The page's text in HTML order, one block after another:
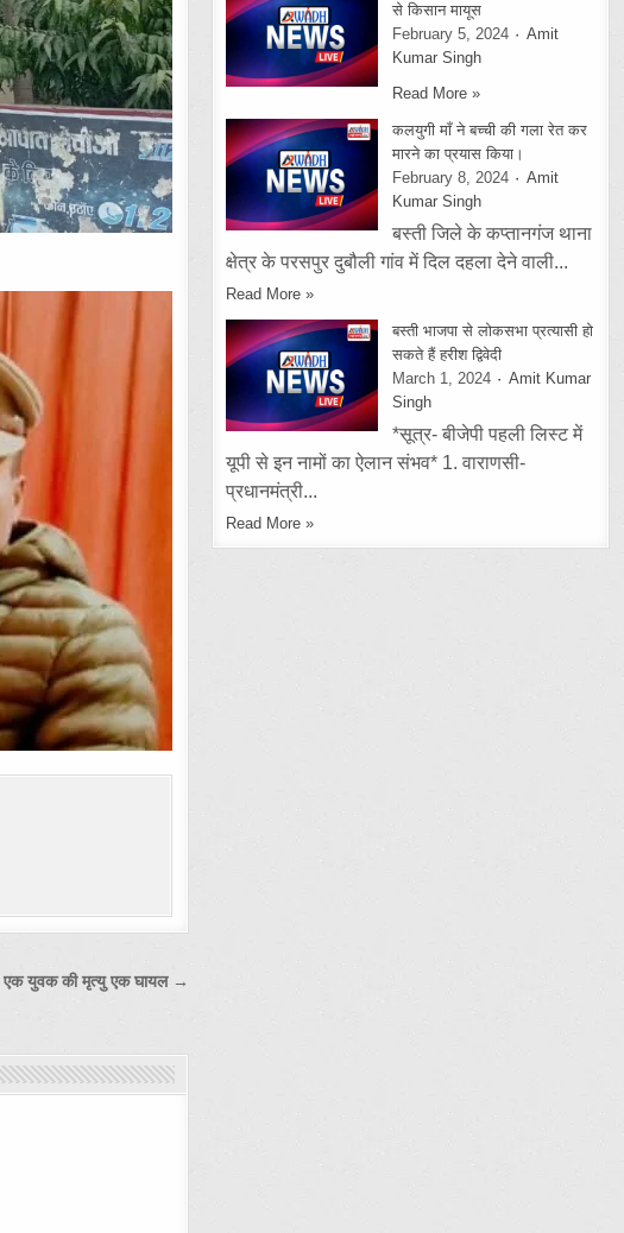
एक युवक की मृत्यु एक घायल →
से किसान मायूस
February 5, 2024
Amit
Kumar Singh
Read More »
कलयुगी माँ ने बच्ची की गला रेत कर
मारने का प्रयास किया।
February 8, 2024
Amit
Kumar Singh
बस्ती जिले के कप्तानगंज थाना
क्षेत्र के परसपुर दुबौली गांव में दिल दहला देने वाली...
Read More »
बस्ती भाजपा से लोकसभा प्रत्यासी हो
सकते हैं हरीश द्विवेदी
March 1, 2024
Amit Kumar
Singh
*सूत्र- बीजेपी पहली लिस्ट में
यूपी से इन नामों का ऐलान संभव* 1. वाराणसी-
प्रधानमंत्री...
Read More »